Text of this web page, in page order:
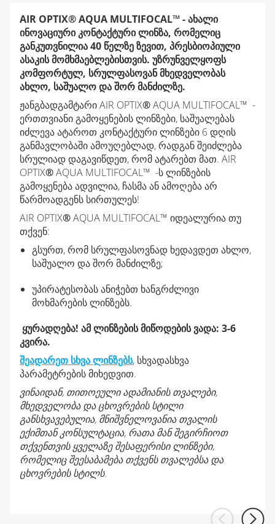
AIR OPTIX® AQUA MULTIFOCAL™ - ახალი
ინოვაციური კონტაქტური ლინზა, რომელიც
განკუთვნილია 40 წელზე ზევით, პრესბიოპიული
ასაკის მომხმაებლებისთვის. უზრუნველყოფს
კომფორტულ, სრულფასოვან მხედველობას
ახლო, საშუალო და შორ მანძილზე.
ჟანგბადგამტარი AIR OPTIX®AQUA MULTIFOCAL™ -
ერთთვიანი გამოყენების ლინზები, საშუალებას
იძლევა ატაროთ კონტაქტური ლინზები 6 დღის
განმავლობაში ამოუღებლად, რადგან შეიძლება
სრულიად დაგავიწდეთ, რომ ატარებთ მათ. AIR
OPTIX®AQUA MULTIFOCAL™ -ს ლინზების
გამოყენება ადვილია, ჩასმა ან ამოღება არ
წარმოადგენს სირთულეს!
AIR OPTIX®AQUA MULTIFOCAL™ იდეალურია თუ
თქვენ:
გსურთ, რომ სრულფასოვნად ხედავდეთ ახლო,
საშუალო და შორ მანძილზე;
უპირატესობას ანიჭებთ ხანგრძლივი
მოხმარების ლინზებს.
ყურადღება! ამ ლინზების მიწოდების ვადა: 3-6
კვირა.
შეადარეთ სხვა ლინზებს, სხვადასხვა
პარამეტრების მიხედვით.
ვინაიდან, თითოეული ადამიანის თვალები,
მხედველობა და ცხოვრების სტილი
განსხვავებულია, მნიშვნელოვანია თვალის
ექიმთან კონსულტაცია, რათა მან შეგირჩიოთ
თქვენთვის ყველაზე შესაფერისი ლინზები,
რომელიც შეესაბამება თქვენს თვალებსა და
ცხოვრების სტილს.